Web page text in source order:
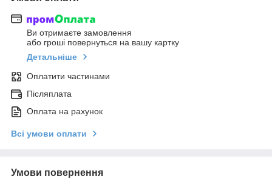
Ви отримаєте замовлення
або гроші повернуться на вашу картку
Детальніше
Оплатити частинами
Післяплата
Оплата на рахунок
Всі умови оплати
Умови повернення